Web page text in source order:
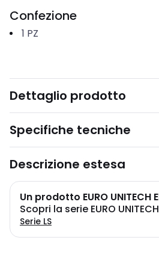
Confezione
1 PZ
Dettaglio prodotto
Specifiche tecniche
Descrizione estesa
Un prodotto EURO UNITECH
Scopri la serie EURO UNITECH
Serie LS